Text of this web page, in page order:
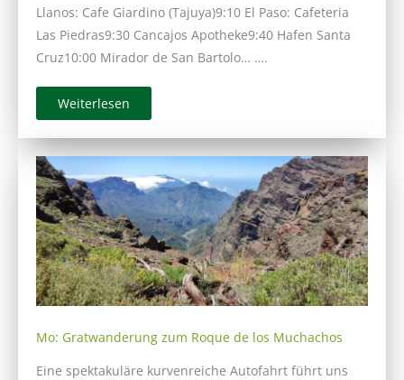
Llanos: Cafe Giardino (Tajuya)9:10 El Paso: Cafeteria
Las Piedras9:30 Cancajos Apotheke9:40 Hafen Santa
Cruz10:00 Mirador de San Bartolo… ….
Weiterlesen
Mo: Gratwanderung zum Roque de los Muchachos
Eine spektakuläre kurvenreiche Autofahrt führt uns